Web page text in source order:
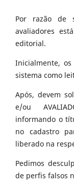
Por razão de
avaliadores
editorial.
Inicialmente,
sistema como
Após, devem
e/ou
informando o
no cadastro
liberado na
Pedimos
de perfis falsos